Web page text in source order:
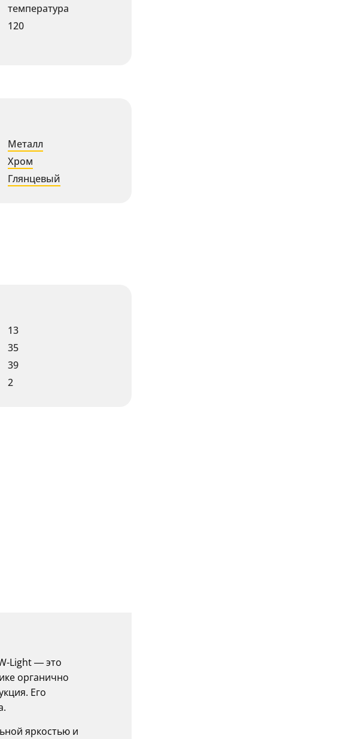
температура
120
Металл
Хром
Глянцевый
13
35
39
2
Light — это
органично
Его
яркостью и